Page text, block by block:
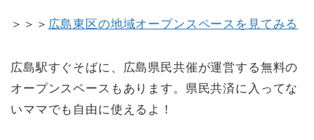
＞＞＞ 広島東区の地域オープンスペースを見てみる
広島駅すぐそばに、広島県民共催が運営する無料の
オープンスペースもあります。県民共済に入ってな
いママでも自由に使えるよ！